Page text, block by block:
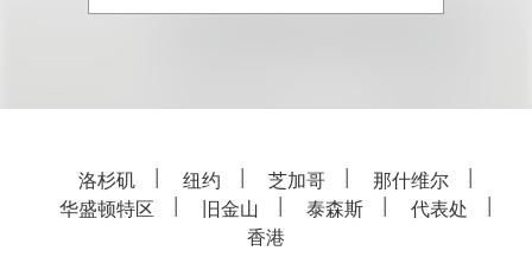
洛杉矶 纽约 芝加哥
那什维尔
华盛顿特区
旧金山 泰森斯
代表处
香港